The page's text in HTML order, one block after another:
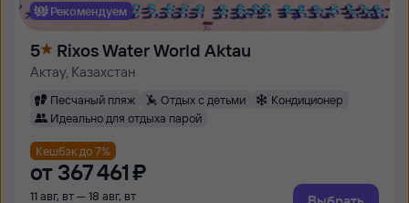
Рекомендуем
5 Rixos Water World Aktau
Актау, Казахстан
Песчаный пляж Отдых с детьми
Кондиционер
Идеально для отдыха парой
Кешбэк до 7%
от 367 ⁠461 ⁠₽
11 авг, вт — 18 авг, вт